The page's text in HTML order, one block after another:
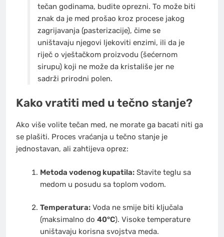
tečan godinama, budite oprezni. To može biti
znak da je med prošao kroz procese jakog
zagrijavanja (pasterizacije), čime se
uništavaju njegovi ljekoviti enzimi, ili da je
riječ o vještačkom proizvodu (šećernom
sirupu) koji ne može da kristališe jer ne
sadrži prirodni polen.
Kako vratiti med u tečno stanje?
Ako više volite tečan med, ne morate ga bacati niti ga
se plašiti. Proces vraćanja u tečno stanje je
jednostavan, ali zahtijeva oprez:
Metoda vodenog kupatila:Stavite teglu sa
medom u posudu sa toplom vodom.
Temperatura:Voda ne smije biti ključala
(maksimalno do 40°C). Visoke temperature
uništavaju korisna svojstva meda.